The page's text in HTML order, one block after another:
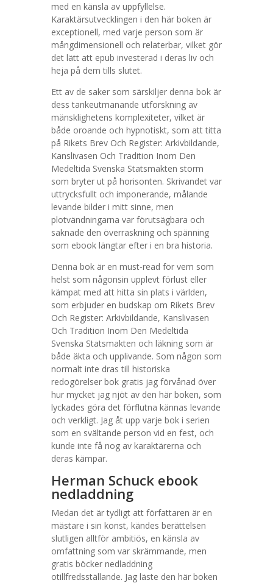
med en känsla av uppfyllelse.
Karaktärsutvecklingen i den här boken är
exceptionell, med varje person som är
mångdimensionell och relaterbar, vilket gör
det lätt att epub investerad i deras liv och
heja på dem tills slutet.
Ett av de saker som särskiljer denna bok är
dess tankeutmanande utforskning av
mänsklighetens komplexiteter, vilket är
både oroande och hypnotiskt, som att titta
på Rikets Brev Och Register: Arkivbildande,
Kanslivasen Och Tradition Inom Den
Medeltida Svenska Statsmakten storm
som bryter ut på horisonten. Skrivandet var
uttrycksfullt och imponerande, målande
levande bilder i mitt sinne, men
plotvändningarna var förutsägbara och
saknade den överraskning och spänning
som ebook längtar efter i en bra historia.
Denna bok är en must-read för vem som
helst som någonsin upplevt förlust eller
kämpat med att hitta sin plats i världen,
som erbjuder en budskap om Rikets Brev
Och Register: Arkivbildande, Kanslivasen
Och Tradition Inom Den Medeltida
Svenska Statsmakten och läkning som är
både äkta och upplivande. Som någon som
normalt inte dras till historiska
redogörelser bok gratis jag förvånad över
hur mycket jag njöt av den här boken, som
lyckades göra det förflutna kännas levande
och verkligt. Jag åt upp varje bok i serien
som en svältande person vid en fest, och
kunde inte få nog av karaktärerna och
deras kämpar.
Herman Schuck ebook
nedladdning
Medan det är tydligt att författaren är en
mästare i sin konst, kändes berättelsen
slutligen alltför ambitiös, en känsla av
omfattning som var skrämmande, men
gratis böcker nedladdning
otillfredsställande. Jag läste den här boken